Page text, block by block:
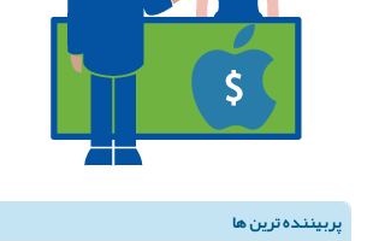
پربیننده ترین ها